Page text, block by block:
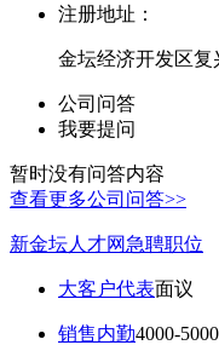
注册地址：
金坛经济开发区
公司问答
我要提问
暂时没有问答内容
查看更多公司问答>>
新金坛人才网急聘职位
大客户代表面议
销售内勤4000-